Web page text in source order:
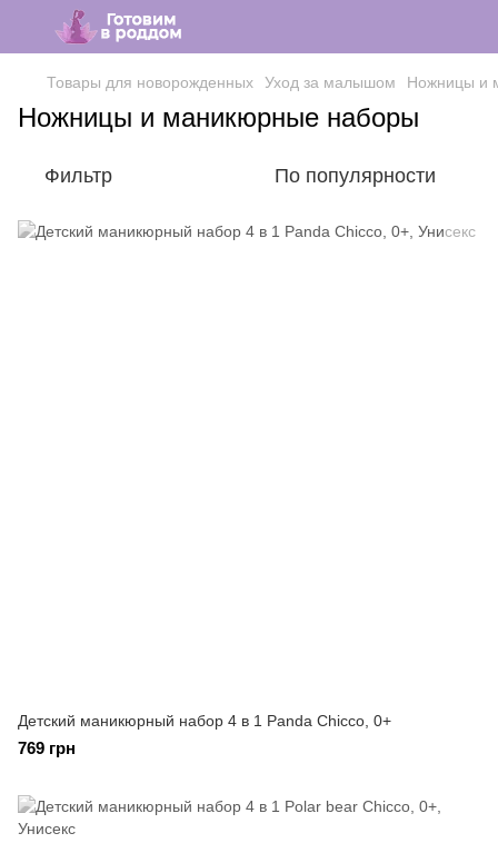
Товары для новорожденных Уход за малышом Ножницы и
Ножницы и маникюрные наборы
Фильтр По популярности
Детский маникюрный набор 4 в 1 Panda Сhicco, 0+
769 грн